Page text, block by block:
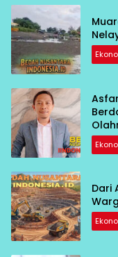
Dari